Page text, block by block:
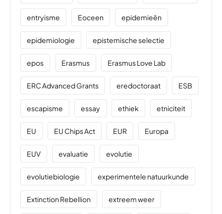
entryisme Eoceen epidemieën
epidemiologie epistemische selectie
epos Erasmus Erasmus Love Lab
ERC Advanced Grants eredoctoraat ESB
escapisme essay ethiek etniciteit
EU EU Chips Act EUR Europa
EUV evaluatie evolutie
evolutiebiologie experimentele natuurkunde
Extinction Rebellion extreem weer